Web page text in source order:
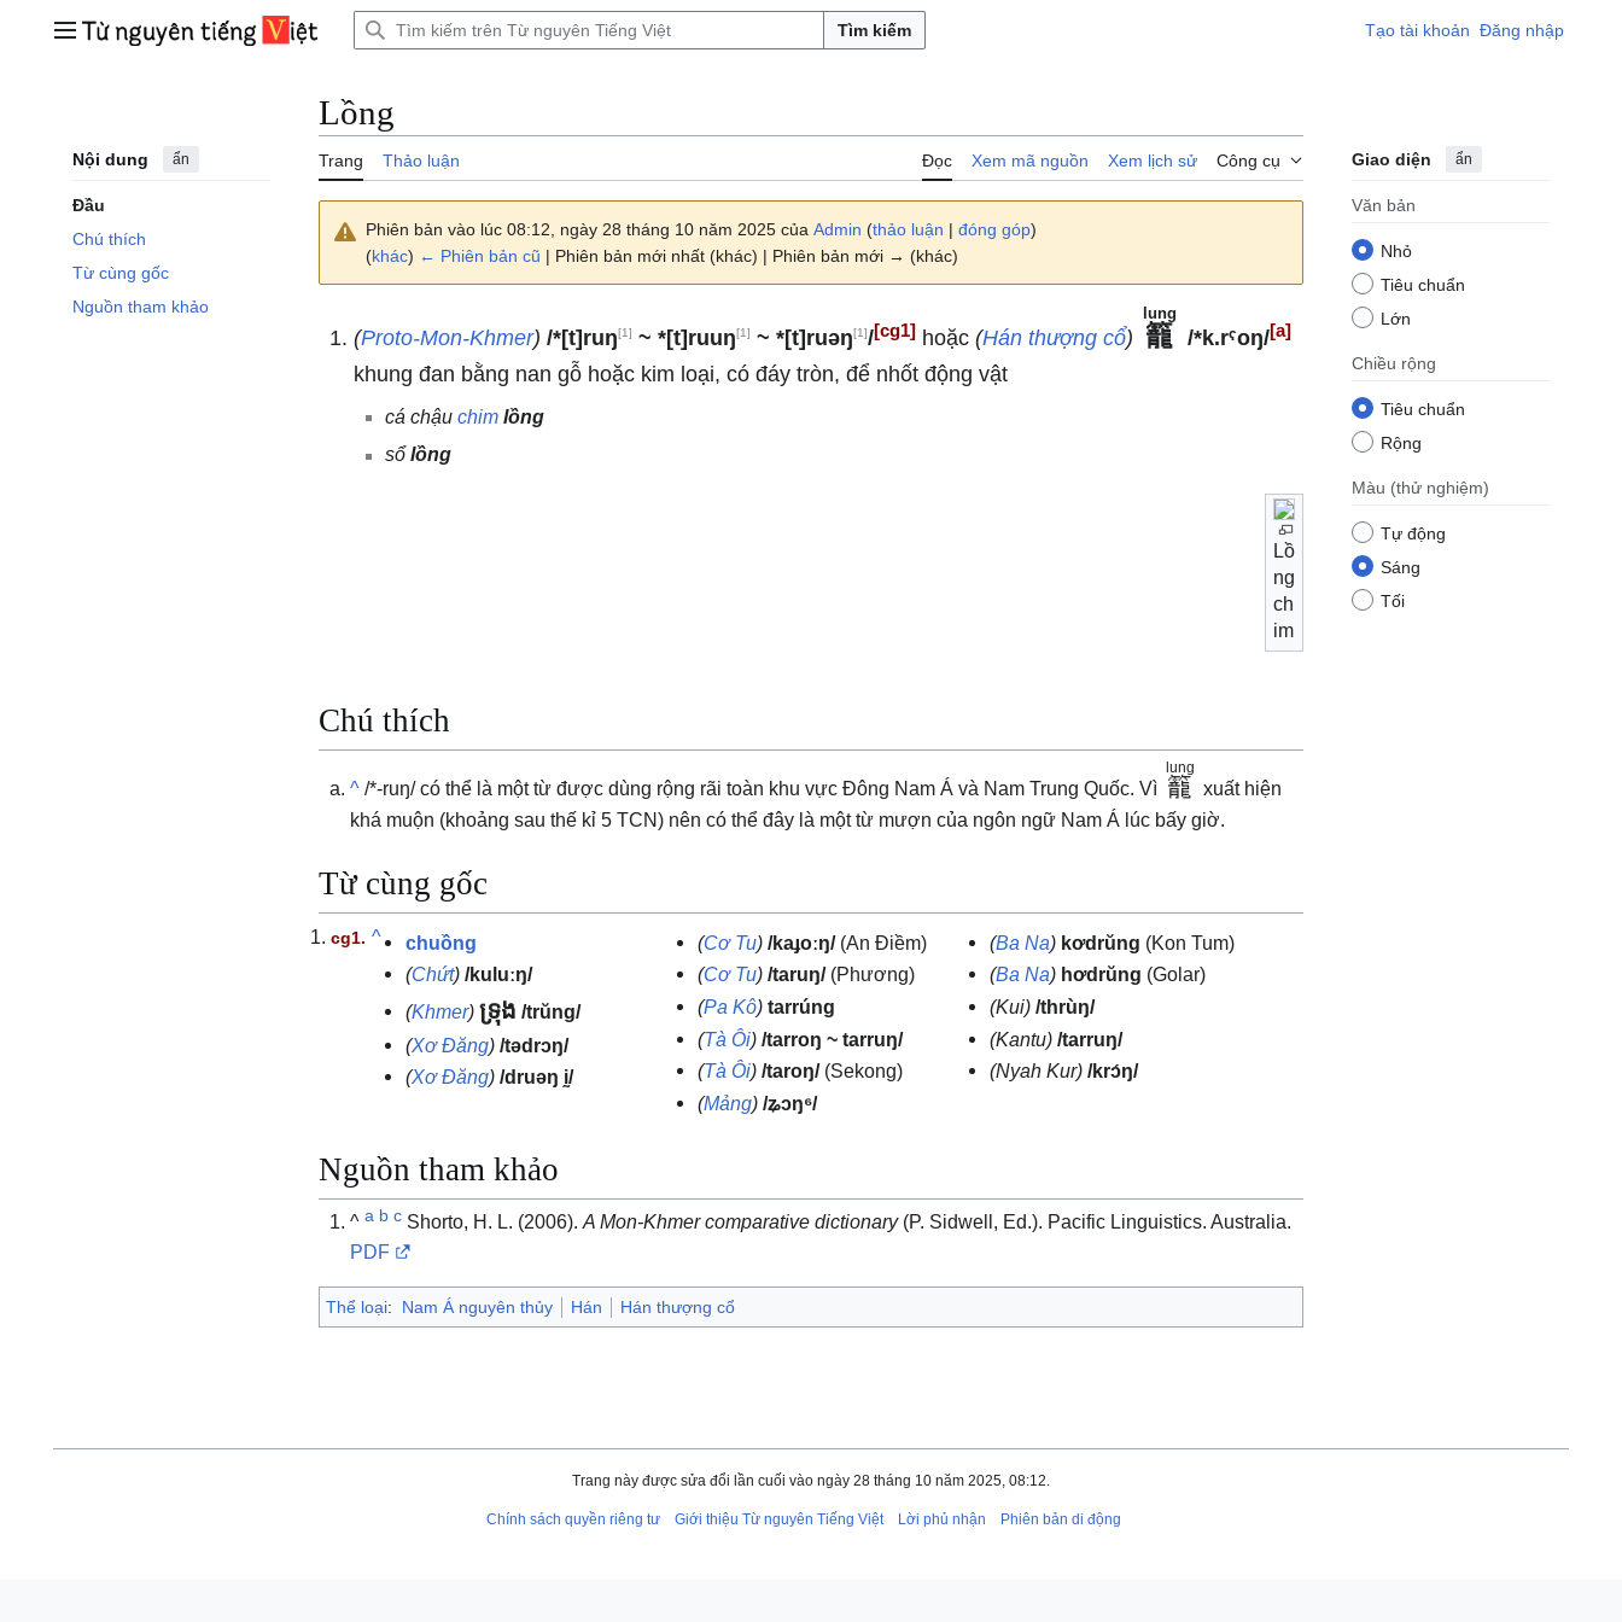
Trình đơn chính Tìm kiếm Tạo tài khoản Đăng nhập
Nội dung ẩn
Đầu
Chú thích
Từ cùng gốc
Nguồn tham khảo
Lồng
Trang Thảo luận Đọc Xem mã nguồn Xem lịch sử Công cụ Giao diện ẩn
Văn bản
Nhỏ
Tiêu chuẩn
Lớn
Chiều rộng
Tiêu chuẩn
Rộng
Màu (thử nghiệm)
Tự động
Sáng
Tối
Phiên bản vào lúc 08:12, ngày 28 tháng 10 năm 2025 của Admin (thảo luận | đóng góp)
(khác) ← Phiên bản cũ | Phiên bản mới nhất (khác) | Phiên bản mới → (khác)
(Proto-Mon-Khmer) /*[t]ruŋ[1] ~ *[t]ruuŋ[1] ~ *[t]ruəŋ[1]/[cg1] hoặc(Hán thượng cổ) 籠
lung
/*k.rˤoŋ/[a]
khung đan bằng nan gỗ hoặc kim loại, có đáy tròn, để nhốt động vật
cá chậuchim lồng
sổlồng
Lồ
ng
ch
im
Chú thích
^ /*-ruŋ/ có thể là một từ được dùng rộng rãi toàn khu vực Đông Nam Á và Nam Trung Quốc. Vì 籠
lung
xuất hiện
khá muộn (khoảng sau thế kỉ 5 TCN) nên có thể đây là một từ mượn của ngôn ngữ Nam Á lúc bấy giờ.
Từ cùng gốc
^
chuồng
(Chứt) /kuluːŋ/
(Khmer) ទ្រុង /trŭng/
(Xơ Đăng) /tədrɔŋ/
(Xơ Đăng) /druəŋ ḭ/
(Cơ Tu) /kaɟoːŋ/(An Điềm)
(Cơ Tu) /taruŋ/(Phương)
(Pa Kô) tarrúng
(Tà Ôi) /tarroŋ ~ tarruŋ/
(Tà Ôi) /taroŋ/(Sekong)
(Mảng) /ʑɔŋ⁶/
(Ba Na) kơdrŭng (Kon Tum)
(Ba Na) hơdrŭng (Golar)
(Kui) /thrùŋ/
(Kantu) /tarruŋ/
(Nyah Kur) /krɔ́ŋ/
Nguồn tham khảo
^a b c Shorto, H. L. (2006).A Mon-Khmer comparative dictionary(P. Sidwell, Ed.). Pacific Linguistics. Australia.
PDF
Thể loại: Nam Á nguyên thủy Hán Hán thượng cổ
Trang này được sửa đổi lần cuối vào ngày 28 tháng 10 năm 2025, 08:12.
Chính sách quyền riêng tư Giới thiệu Từ nguyên Tiếng Việt Lời phủ nhận Phiên bản di động